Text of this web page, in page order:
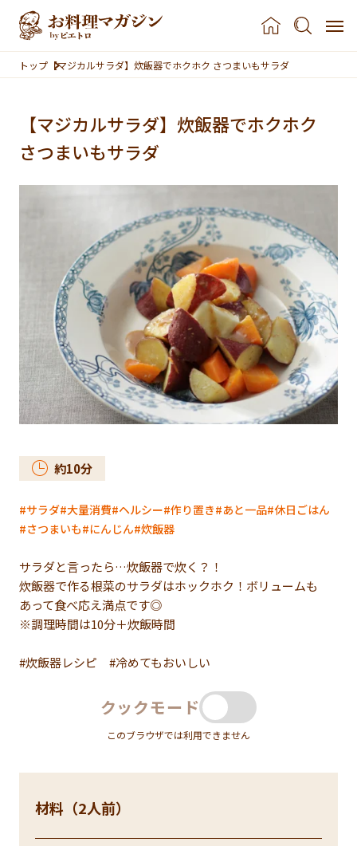
本文へスキップ
トップ 【マジカルサラダ】炊飯器でホクホク さつまいもサラダ
【マジカルサラダ】炊飯器でホクホク
さつまいもサラダ
約10分
サラダ 大量消費 ヘルシー 作り置き あと一品 休日ごはん
さつまいも にんじん 炊飯器
サラダと言ったら…炊飯器で炊く？！
炊飯器で作る根菜のサラダはホックホク！ボリュームも
あって食べ応え満点です◎
※調理時間は10分＋炊飯時間
#炊飯器レシピ #冷めてもおいしい
クックモード
このブラウザでは利用できません
材料（2人前）